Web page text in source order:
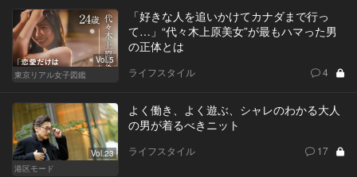
Vol.5
東京リアル女子図鑑
「好きな人を追いかけてカナダまで行っ
て…」“代々木上原美女”が最もハマった男
の正体とは
ライフスタイル 4
Vol.23
港区モード
よく働き、よく遊ぶ、シャレのわかる大人
の男が着るべきニット
ライフスタイル 17